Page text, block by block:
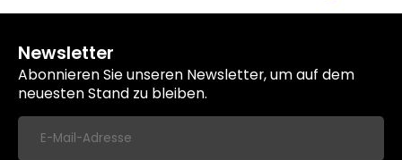
Newsletter
Abonnieren Sie unseren Newsletter, um auf dem
neuesten Stand zu bleiben.